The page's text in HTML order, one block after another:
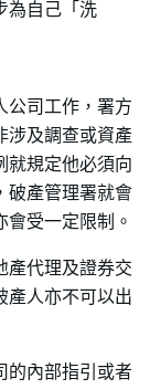
為自己「洗
公司工作，署方
涉及調查或資產
就規定他必須向
破產管理署就會
受一定限制。
產代理及證券交
產人亦不可以出
的內部指引或者